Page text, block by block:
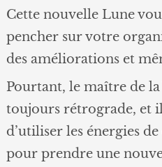
Cette nouvelle Lune
pencher sur votre
des améliorations et
Pourtant, le maître de
toujours rétrograde, et
d’utiliser les énergies
pour prendre une